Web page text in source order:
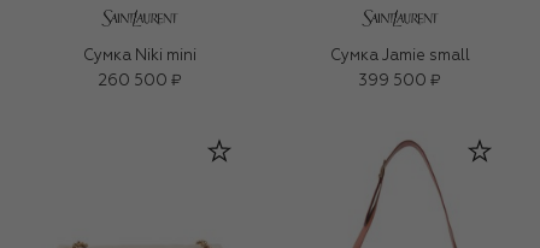
Сумка Niki mini
260 500 ₽
Сумка Jamie small
399 500 ₽